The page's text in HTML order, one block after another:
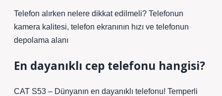
Telefon alırken nelere dikkat edilmeli? Telefonun
kamera kalitesi, telefon ekranının hızı ve telefonun
depolama alanı
En dayanıklı cep telefonu hangisi?
CAT S53 – Dünyanın en dayanıklı telefonu! Temperli